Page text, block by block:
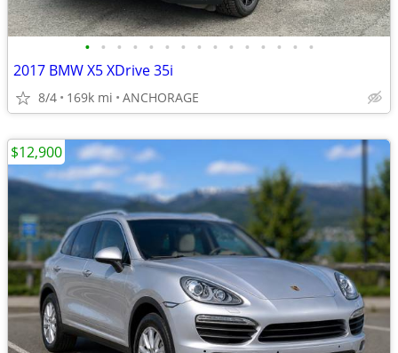
• • • • • • • • • • • • • • •
2017 BMW X5 XDrive 35i
8/4 169k mi ANCHORAGE
$12,900